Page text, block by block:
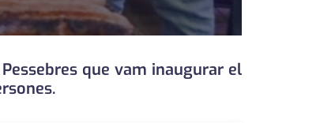
que vam inaugurar el